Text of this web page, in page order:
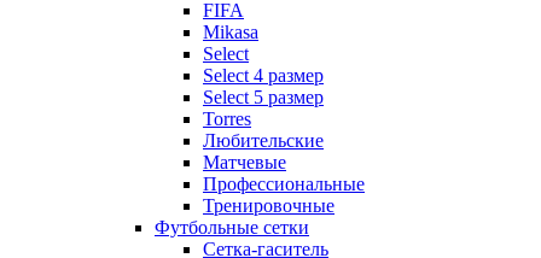
FIFA
Mikasa
Select
Select 4 размер
Select 5 размер
Torres
Любительские
Матчевые
Профессиональные
Тренировочные
Футбольные сетки
Сетка-гаситель